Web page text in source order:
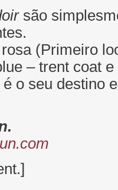
são
(Primeiro
– trent coat
o seu destino